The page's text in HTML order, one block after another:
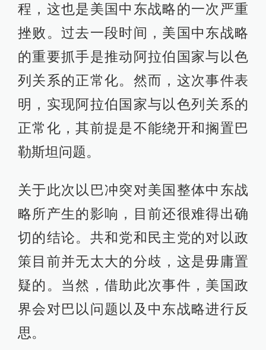
程，这也是美国中东战略的一次严重
挫败。过去一段时间，美国中东战略
的重要抓手是推动阿拉伯国家与以色
列关系的正常化。然而，这次事件表
明，实现阿拉伯国家与以色列关系的
正常化，其前提是不能绕开和搁置巴
勒斯坦问题。
关于此次以巴冲突对美国整体中东战
略所产生的影响，目前还很难得出确
切的结论。共和党和民主党的对以政
策目前并无太大的分歧，这是毋庸置
疑的。当然，借助此次事件，美国政
界会对巴以问题以及中东战略进行反
思。